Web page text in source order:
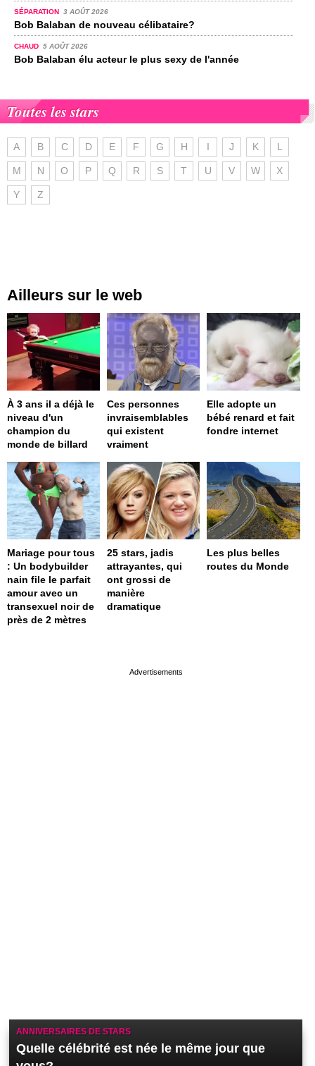
SÉPARATION 3 AOÛT 2026
Bob Balaban de nouveau célibataire?
CHAUD 5 AOÛT 2026
Bob Balaban élu acteur le plus sexy de l'année
Toutes les stars
A B C D E F G H I J K L
M N O P Q R S T U V W X
Y Z
Ailleurs sur le web
À 3 ans il a déjà le
niveau d'un
champion du
monde de billard
Ces personnes
invraisemblables
qui existent
vraiment
Elle adopte un
bébé renard et fait
fondre internet
Mariage pour tous
: Un bodybuilder
nain file le parfait
amour avec un
transexuel noir de
près de 2 mètres
25 stars, jadis
attrayantes, qui
ont grossi de
manière
dramatique
Les plus belles
routes du Monde
ANNIVERSAIRES DE STARS
Quelle célébrité est née le même jour que